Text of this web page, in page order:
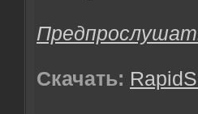
Скачать: